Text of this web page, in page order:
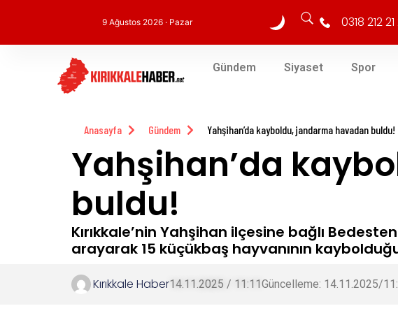
9 Ağustos 2026 · Pazar 0318 212 21
Gündem Siyaset Spor
Anasayfa Gündem Yahşihan’da kayboldu, jandarma havadan buldu!
Yahşihan’da
buldu!
Kırıkkale’nin Yahşihan ilçesine bağlı
arayarak 15 küçükbaş hayvanının
Kırıkkale Haber14.11.2025 / 11:11Güncelleme: 14.11.2025/